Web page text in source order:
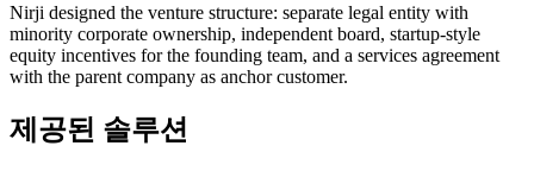
Nirji designed the venture structure: separate legal entity with
minority corporate ownership, independent board, startup-style
equity incentives for the founding team, and a services agreement
with the parent company as anchor customer.
제공된 솔루션